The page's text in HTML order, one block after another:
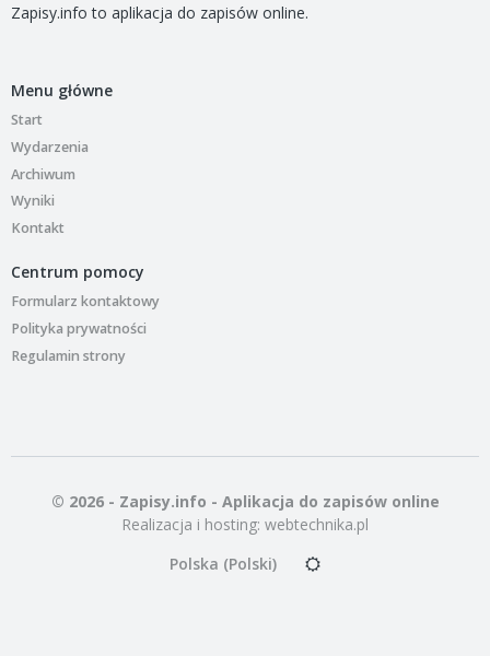
Zapisy.info to aplikacja do zapisów online.
Menu główne
Start
Wydarzenia
Archiwum
Wyniki
Kontakt
Centrum pomocy
Formularz kontaktowy
Polityka prywatności
Regulamin strony
© 2026 - Zapisy.info - Aplikacja do zapisów online
Realizacja i hosting: webtechnika.pl
Polska (Polski)